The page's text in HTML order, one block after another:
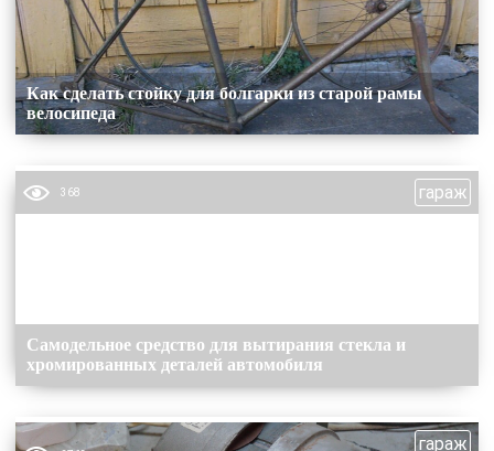
Как сделать стойку для болгарки из старой рамы
велосипеда
368 гараж
Самодельное средство для вытирания стекла и
хромированных деталей автомобиля
гараж